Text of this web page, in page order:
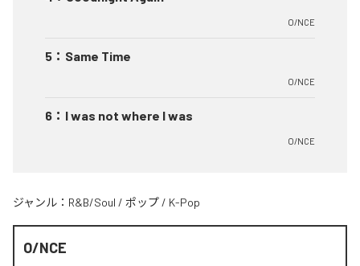
O/NCE
5 ： Same Time
O/NCE
6 ： I was not where I was
O/NCE
ジャンル： R&B/Soul / ポップ / K-Pop
O/NCE